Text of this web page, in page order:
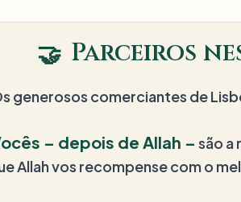
🤝 Parceiros
generosos comerciantes de
– depois de Allah – são a
Allah vos recompense com o